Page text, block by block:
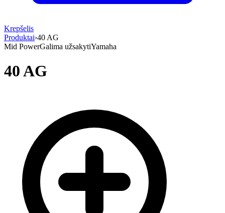
Krepšelis
Produktai›40 AG
Mid PowerGalima užsakytiYamaha
40 AG